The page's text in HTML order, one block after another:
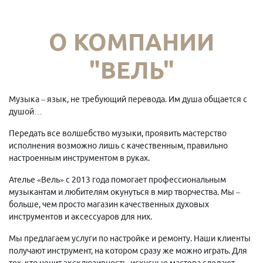
О КОМПАНИИ
"ВЕЛЬ"
Музыка – язык, не требующий перевода. Им душа общается с
душой…
Передать все волшебство музыки, проявить мастерство
исполнения возможно лишь с качественным, правильно
настроенным инструментом в руках.
Ателье «Вель» с 2013 года помогает профессиональным
музыкантам и любителям окунуться в мир творчества. Мы –
больше, чем просто магазин качественных духовых
инструментов и аксессуаров для них.
Мы предлагаем услуги по настройке и ремонту. Наши клиенты
получают инструмент, на котором сразу же можно играть. Для